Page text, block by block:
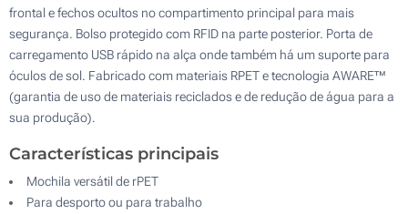
frontal e fechos ocultos no compartimento principal para mais
segurança. Bolso protegido com RFID na parte posterior. Porta de
carregamento USB rápido na alça onde também há um suporte para
óculos de sol. Fabricado com materiais RPET e tecnologia AWARE™
(garantia de uso de materiais reciclados e de redução de água para a
sua produção).
Características principais
Mochila versátil de rPET
Para desporto ou para trabalho